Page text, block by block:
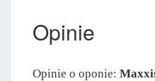
Opinie
Opinie o oponie: